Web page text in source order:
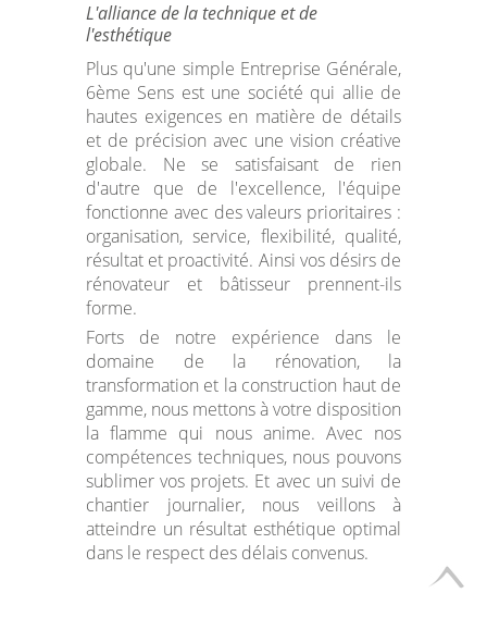
L'alliance de la technique et de
l'esthétique
Plus qu'une simple Entreprise Générale,
6ème Sens est une société qui allie de
hautes exigences en matière de détails
et de précision avec une vision créative
globale. Ne se satisfaisant de rien
d'autre que de l'excellence, l'équipe
fonctionne avec des valeurs prioritaires :
organisation, service, flexibilité, qualité,
résultat et proactivité. Ainsi vos désirs de
rénovateur et bâtisseur prennent-ils
forme.
Forts de notre expérience dans le
domaine de la rénovation, la
transformation et la construction haut de
gamme, nous mettons à votre disposition
la flamme qui nous anime. Avec nos
compétences techniques, nous pouvons
sublimer vos projets. Et avec un suivi de
chantier journalier, nous veillons à
atteindre un résultat esthétique optimal
dans le respect des délais convenus.